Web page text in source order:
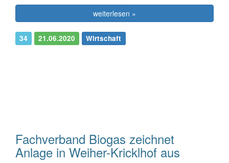
weiterlesen »
34 21.06.2020 Wirtschaft
Fachverband Biogas zeichnet
Anlage in Weiher-Kricklhof aus